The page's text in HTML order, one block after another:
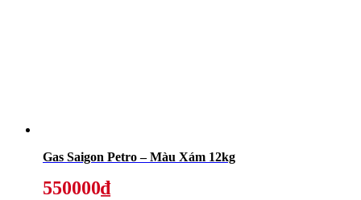
Gas Saigon Petro – Màu Xám 12kg
550000₫